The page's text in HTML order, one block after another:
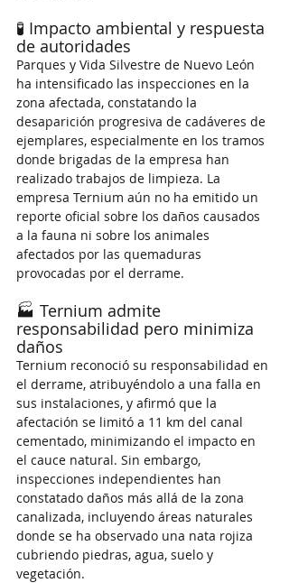
🧪 Impacto ambiental y respuesta
de autoridades
Parques y Vida Silvestre de Nuevo León
ha intensificado las inspecciones en la
zona afectada, constatando la
desaparición progresiva de cadáveres de
ejemplares, especialmente en los tramos
donde brigadas de la empresa han
realizado trabajos de limpieza. La
empresa Ternium aún no ha emitido un
reporte oficial sobre los daños causados
a la fauna ni sobre los animales
afectados por las quemaduras
provocadas por el derrame.
🏭 Ternium admite
responsabilidad pero minimiza
daños
Ternium reconoció su responsabilidad en
el derrame, atribuyéndolo a una falla en
sus instalaciones, y afirmó que la
afectación se limitó a 11 km del canal
cementado, minimizando el impacto en
el cauce natural. Sin embargo,
inspecciones independientes han
constatado daños más allá de la zona
canalizada, incluyendo áreas naturales
donde se ha observado una nata rojiza
cubriendo piedras, agua, suelo y
vegetación.